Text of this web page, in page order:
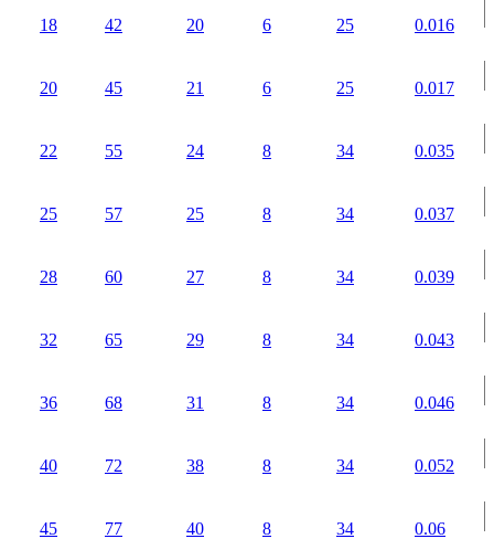
18 42 20 6 25 0.016
20 45 21 6 25 0.017
22 55 24 8 34 0.035
25 57 25 8 34 0.037
28 60 27 8 34 0.039
32 65 29 8 34 0.043
36 68 31 8 34 0.046
40 72 38 8 34 0.052
45 77 40 8 34 0.06